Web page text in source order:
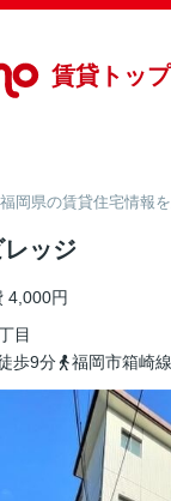
賃貸トップ
岡県の賃貸住宅情報
ッジ
4,000円
目
歩9分
福岡市箱崎